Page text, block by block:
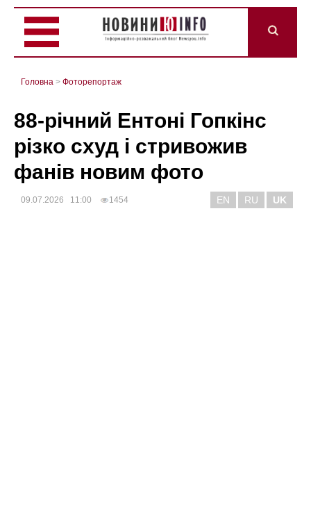
Головна > Фоторепортаж
88-річний Ентоні Гопкінс
різко схуд і стривожив
фанів новим фото
09.07.2026 11:00 1454 EN RU UK